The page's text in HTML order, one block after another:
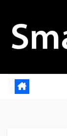
content